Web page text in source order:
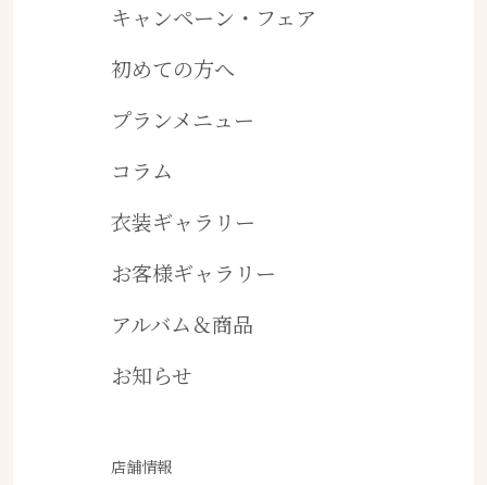
キャンペーン・フェア
初めての方へ
プランメニュー
コラム
衣装ギャラリー
お客様ギャラリー
アルバム＆商品
お知らせ
店舗情報